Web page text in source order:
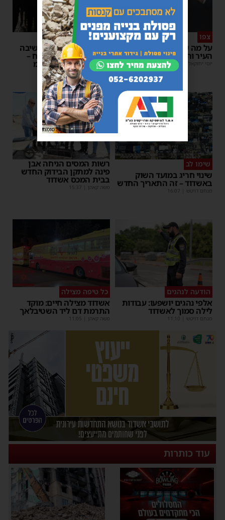
צפו
על מה שוחחו מ"מ ראש
העיר והחיד"א אברג׳ל?
יוסי יחזקאלי 23:37
פירות ההסתה
אימה באשדוד: בחור ישיבה
בן 13 נשדד באיומי רצח –
המשטרה הקימה צח”מ
מנחם דויטש |
22:32
שימו לב
שינוי חריג במועד השוק
באשדוד – זה התאריך החדש
מנחם דויטש 16:07
רשות המסים הניחה אבן
פינה למתקן הבידוק החדש
בבית המכס אשדוד
משה קאהן 15:37
הודעה לנהגים
אלפי נהגים יושפעו: עבודות
לילה סמוך לאשדוד
מנחם דויטש 11:10
כל טיפה מצילה
אשדוד מצילה חיים: מוקד
התרמת דם ליד השטיבלאך
משה קאהן 11:05
עוד כותרות
פרסומת